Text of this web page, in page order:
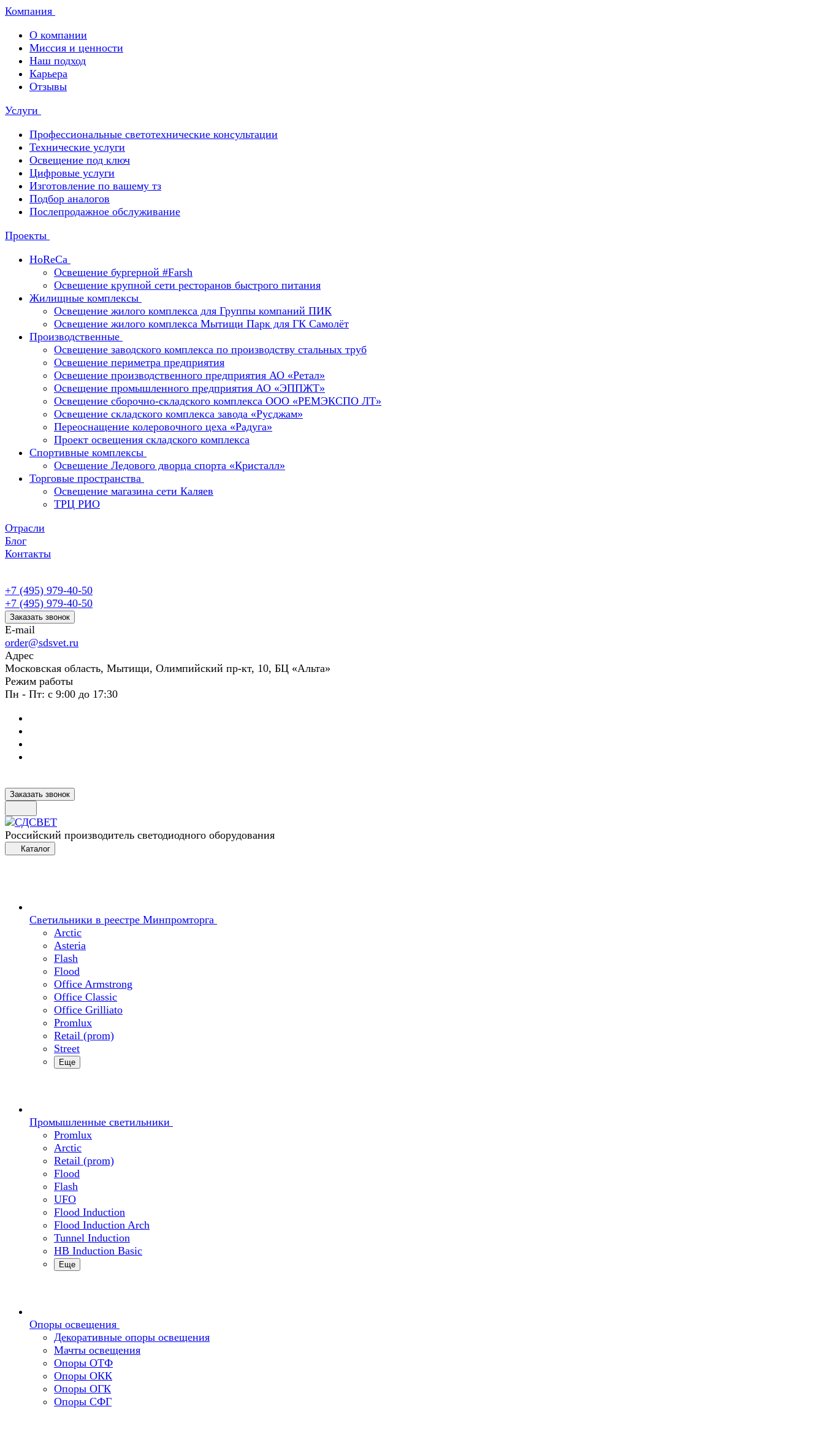
Компания
О компании
Миссия и ценности
Наш подход
Карьера
Отзывы
Услуги
Профессиональные светотехнические консультации
Технические услуги
Освещение под ключ
Цифровые услуги
Изготовление по вашему тз
Подбор аналогов
Послепродажное обслуживание
Проекты
HoReCa
Освещение бургерной #Farsh
Освещение крупной сети ресторанов быстрого питания
Жилищные комплексы
Освещение жилого комплекса для Группы компаний ПИК
Освещение жилого комплекса Мытищи Парк для ГК Самолёт
Производственные
Освещение заводского комплекса по производству стальных труб
Освещение периметра предприятия
Освещение производственного предприятия АО «Ретал»
Освещение промышленного предприятия АО «ЭППЖТ»
Освещение сборочно-складского комплекса ООО «РЕМЭКСПО ЛТ»
Освещение складского комплекса завода «Русджам»
Переоснащение колеровочного цеха «Радуга»
Проект освещения складского комплекса
Спортивные комплексы
Освещение Ледового дворца спорта «Кристалл»
Торговые пространства
Освещение магазина сети Каляев
ТРЦ РИО
Отрасли
Блог
Контакты
+7 (495) 979-40-50
+7 (495) 979-40-50
Заказать звонок
E-mail
order@sdsvet.ru
Адрес
Московская область, Мытищи, Олимпийский пр-кт, 10, БЦ «Альта»
Режим работы
Пн - Пт: с 9:00 до 17:30
Заказать звонок
Российский производитель светодиодного оборудования
Каталог
Светильники в реестре Минпромторга
Arctic
Asteria
Flash
Flood
Office Armstrong
Office Classic
Office Grilliato
Promlux
Retail (prom)
Street
Еще
Промышленные светильники
Promlux
Arctic
Retail (prom)
Flood
Flash
UFO
Flood Induction
Flood Induction Arch
Tunnel Induction
HB Induction Basic
Еще
Опоры освещения
Декоративные опоры освещения
Мачты освещения
Опоры ОТФ
Опоры ОКК
Опоры ОГК
Опоры СФГ